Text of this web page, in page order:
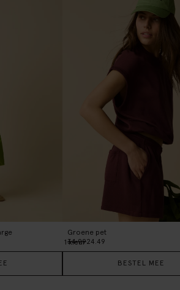
Groene pet
34.9924.49
1kleur
BESTEL MEE